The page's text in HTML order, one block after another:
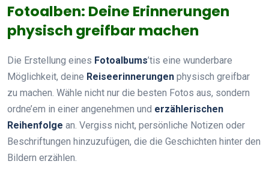
Fotoalben: Deine Erinnerungen
physisch greifbar machen
Die Erstellung eines Fotoalbums’tis eine wunderbare
Möglichkeit, deine Reiseerinnerungen physisch greifbar
zu machen. Wähle nicht nur die besten Fotos aus, sondern
ordne’em in einer angenehmen und erzählerischen
Reihenfolge an. Vergiss nicht, persönliche Notizen oder
Beschriftungen hinzuzufügen, die die Geschichten hinter den
Bildern erzählen.